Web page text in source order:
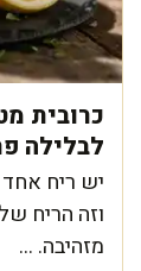
כרובית
לבלילה
יש ריח
וזה הריח
מזהיבה. ...